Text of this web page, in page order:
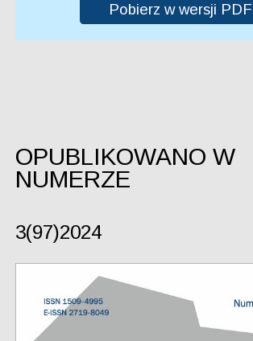
Pobierz w wersji PDF
OPUBLIKOWANO W
NUMERZE
3(97)2024